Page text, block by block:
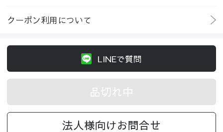
クーポン利用について
LINEで質問
品切れ中
法人様向けお問合せ